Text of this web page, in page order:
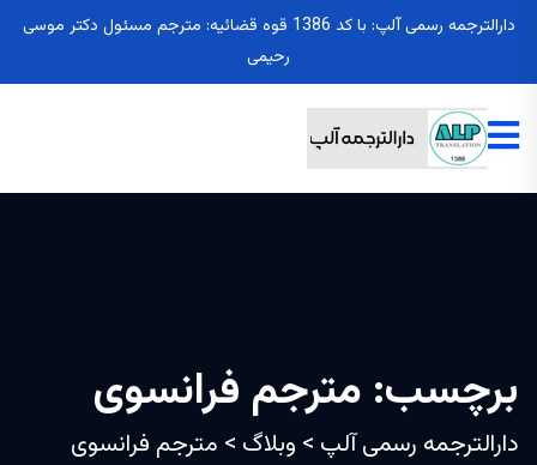
دارالترجمه رسمی آلپ: با کد 1386 قوه قضائیه: مترجم مسئول دکتر موسی
رحیمی
برچسب: مترجم فرانسوی
دارالترجمه رسمی آلپ > وبلاگ > مترجم فرانسوی